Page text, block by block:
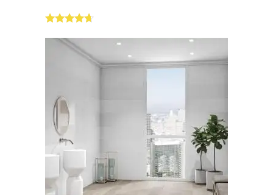
con 4.50